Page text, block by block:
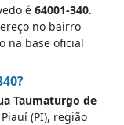
é 64001-340.
no bairro
na base oficial
Taumaturgo de
(PI), região